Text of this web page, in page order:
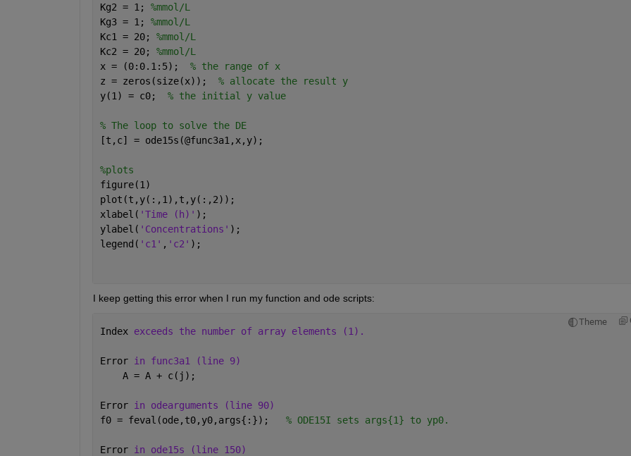
Kg2 = 1; %mmol/L
Kg3 = 1; %mmol/L
Kc1 = 20; %mmol/L
Kc2 = 20; %mmol/L
x = (0:0.1:5); % the range of x
z = zeros(size(x)); % allocate the result y
y(1) = c0; % the initial y value
% The loop to solve the DE
[t,c] = ode15s(@func3a1,x,y);
%plots
figure(1)
plot(t,y(:,1),t,y(:,2));
xlabel( 'Time (h)' );
ylabel( 'Concentrations' );
legend( 'c1' , 'c2' );
I keep getting this error when I run my function and ode scripts:
Theme
Index exceeds the number of array elements (1).
Error in func3a1 (line 9)
    A = A + c(j);
Error in odearguments (line 90)
f0 = feval(ode,t0,y0,args{:}); % ODE15I sets args{1} to yp0.
Error in ode15s (line 150)